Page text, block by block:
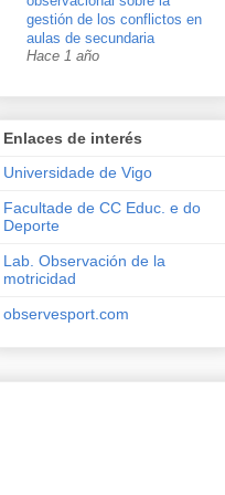
gestión de los conflictos en
aulas de secundaria
Hace 1 año
Enlaces de interés
Universidade de Vigo
Facultade de CC Educ. e do
Deporte
Lab. Observación de la
motricidad
observesport.com